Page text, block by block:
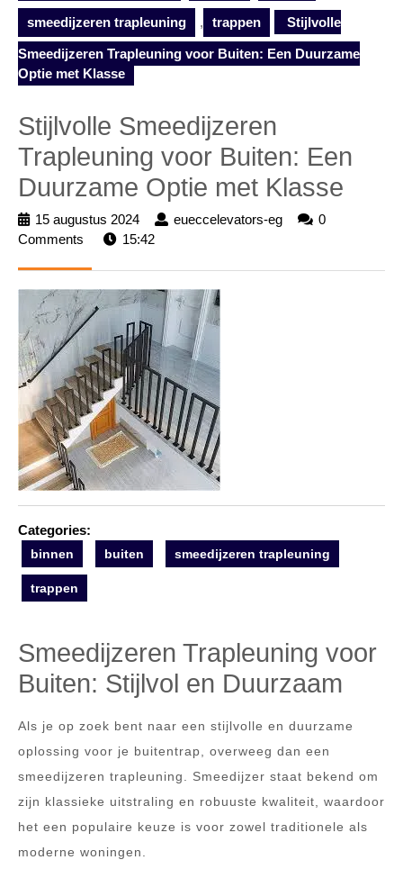
smeedijzeren trapleuning , trappen Stijlvolle
Smeedijzeren Trapleuning voor Buiten: Een Duurzame
Optie met Klasse
Stijlvolle Smeedijzeren
Trapleuning voor Buiten: Een
Duurzame Optie met Klasse
15 augustus 2024
15
augustus
eueccelevators-eg
eueccelevators-
0
Comments
15:42
Categories:
binnen buiten smeedijzeren trapleuning
trappen
Smeedijzeren Trapleuning voor
Buiten: Stijlvol en Duurzaam
Als je op zoek bent naar een stijlvolle en duurzame
oplossing voor je buitentrap, overweeg dan een
smeedijzeren trapleuning. Smeedijzer staat bekend om
zijn klassieke uitstraling en robuuste kwaliteit, waardoor
het een populaire keuze is voor zowel traditionele als
moderne woningen.